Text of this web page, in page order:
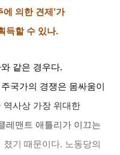
에 의한 견제 ’가
득할 수 있나.
같은 경우다.
국가의 경쟁은 몸싸움이
역사상 가장 위대한
레맨트 애틀리가 이끄는
졌기 때문이다. 노동당의